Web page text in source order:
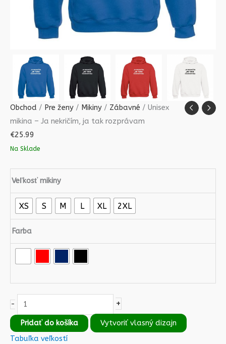
Obchod / Pre ženy / Mikiny / Zábavné / Unisex
mikina – Ja nekričím, ja tak rozprávam
€25.99
Na Sklade
Veľkosť mikiny
XS S M L XL 2XL
Farba
- +
Pridať do košíka
Vytvoriť vlasný dizajn
Tabuľka veľkostí